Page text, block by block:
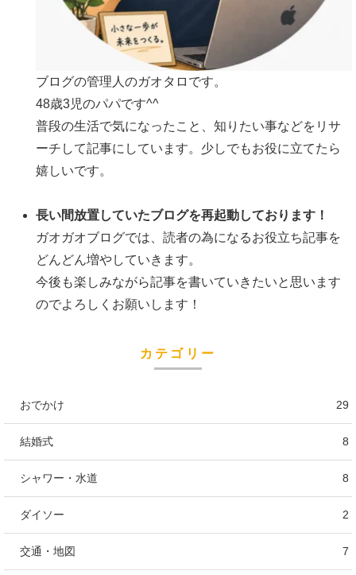
ブログの管理人のガオタロです。
48歳3児のパパです^^
普段の生活で気になったこと、知りたい事などをリサ
ーチして記事にしています。少しでもお役に立てたら
嬉しいです。
長い間放置していたブログを再起動しております！
ガオガオブログでは、読者の為になるお役立ち記事を
どんどん増やしていきます。
今後も楽しみながら記事を書いていきたいと思います
のでよろしくお願いします！
カテゴリー
おでかけ 29
結婚式 8
シャワー・水道 8
ダイソー 2
交通・地図 7